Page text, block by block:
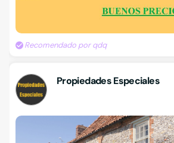
Recomendado por qdq
Propiedades Especiales